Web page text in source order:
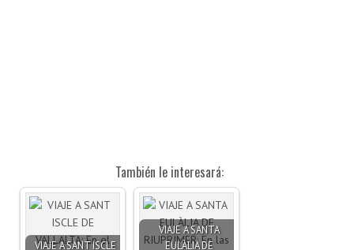
También le interesará:
VIAJE A SANT ISCLE
VIAJE A SANTA
EULÀLIA DE